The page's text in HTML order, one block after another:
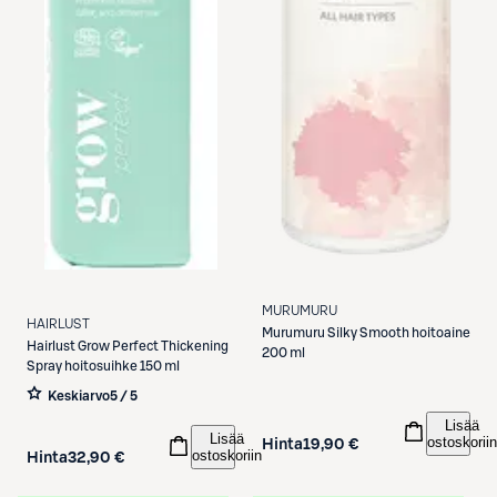
HAIRLUST
HairlustGrow Perfect Thickening
Spray hoitosuihke 150 ml
Keskiarvo5 / 5
Hinta32,90 €
Lisää
ostoskoriin
MURUMURU
Murumuru Silky Smooth hoitoaine
200 ml
Hinta19,90 €
Lisää
ostoskoriin